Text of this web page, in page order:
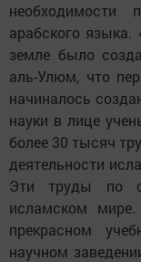
необходимости
арабского
земле было
аль-Улюм, что
начиналось
науки в лице
более 30 тысяч
деятельности
Эти труды по
исламском
прекрасном
научном